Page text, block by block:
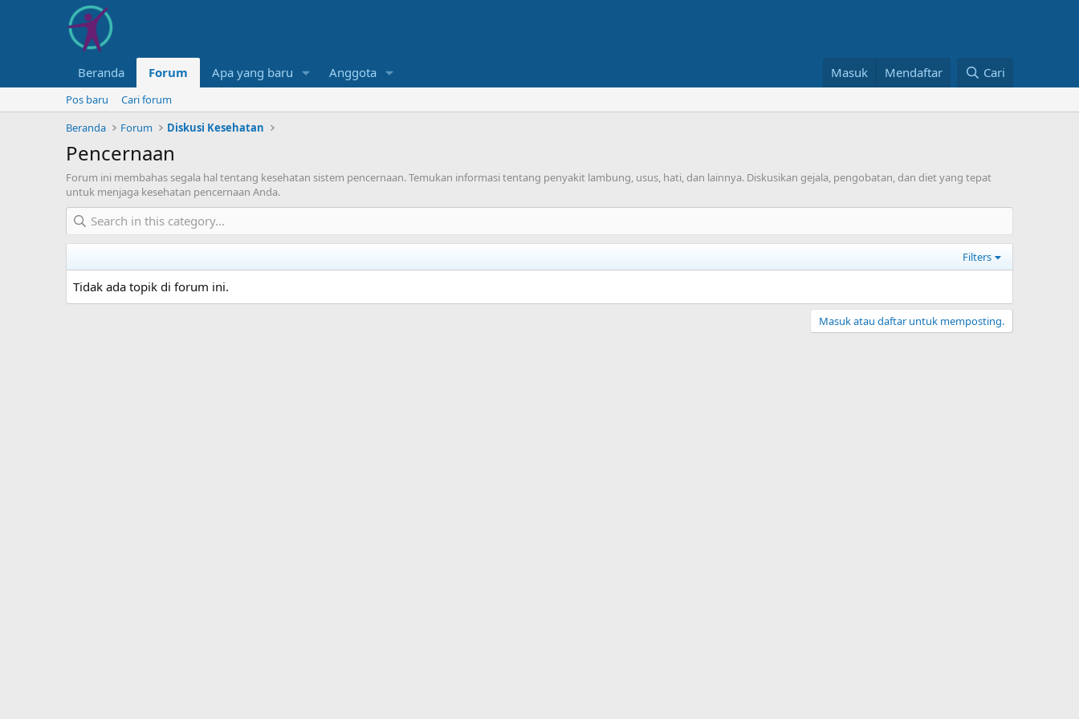
Beranda Forum Apa yang baru Anggota Masuk Mendaftar Cari
Pos baru
Cari forum
Beranda
Forum Diskusi Kesehatan
Pencernaan
Forum ini membahas segala hal tentang kesehatan sistem pencernaan. Temukan informasi tentang penyakit lambung, usus, hati, dan lainnya. Diskusikan gejala, pengobatan, dan diet yang tepat
untuk menjaga kesehatan pencernaan Anda.
Filters
Tidak ada topik di forum ini.
Masuk atau daftar untuk memposting.